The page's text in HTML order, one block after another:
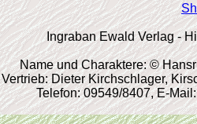
Ingraban Ewald Verlag -
Name und Charaktere: ©
Vertrieb: Dieter Kirchschlager,
Telefon: 09549/8407, E-